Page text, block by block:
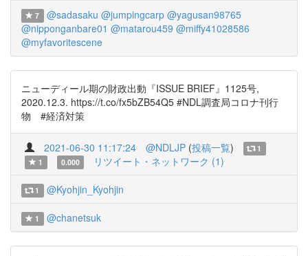
7 @sadasaku @jumpingcarp @yagusan98765
@nipponganbare01 @matarou459 @miffy41028586
@myfavoritescene
ニューディール期の財政出動『ISSUE BRIEF』1125号,
2020.12.3. https://t.co/fx5bZB54Q5 #NDL調査局コロナ刊行
物 #経済対策
2021-06-30 11:17:24 @NDLJP (投稿一覧)
1
1
0.000 リツイート・ネットワーク (1)
1 @Kyohjin_Kyohjin
1 @chanetsuk